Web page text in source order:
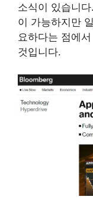
소식이 있습니
이 가능하지만
요하다는 점에
것입니다.